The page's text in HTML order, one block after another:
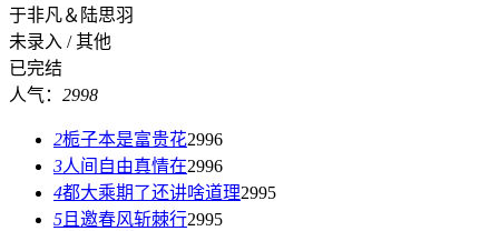
于非凡＆陆思羽
未录入 / 其他
已完结
人气： 2998
2栀子本是富贵花2996
3人间自由真情在2996
4都大乘期了还讲啥道理2995
5且邀春风斩棘行2995